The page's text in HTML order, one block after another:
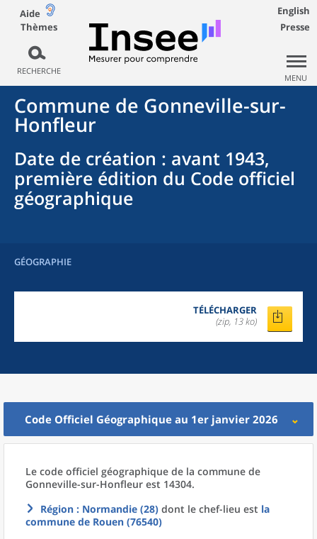
Aide
Thèmes
RECHERCHE
English
Presse
MENU
Commune de Gonneville-sur-
Honfleur
Date de création : avant 1943,
première édition du Code officiel
géographique
GÉOGRAPHIE
TÉLÉCHARGER
(zip, 13 ko)
Code Officiel Géographique au 1er janvier 2026
Le code officiel géographique de la commune de
Gonneville-sur-Honfleur est 14304.
Région : Normandie (28) dont le chef-lieu est la
commune de Rouen (76540)